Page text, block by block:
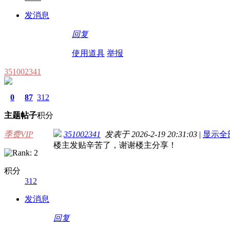
发消息
回复
使用道具 举报
351002341
0
主题
87
帖子
312
积分
季费VIP
积分
312
发消息
351002341 发表于 2026-2-19 20:31:03 | 显示全
楼主发贴辛苦了，谢谢楼主分享！
回复